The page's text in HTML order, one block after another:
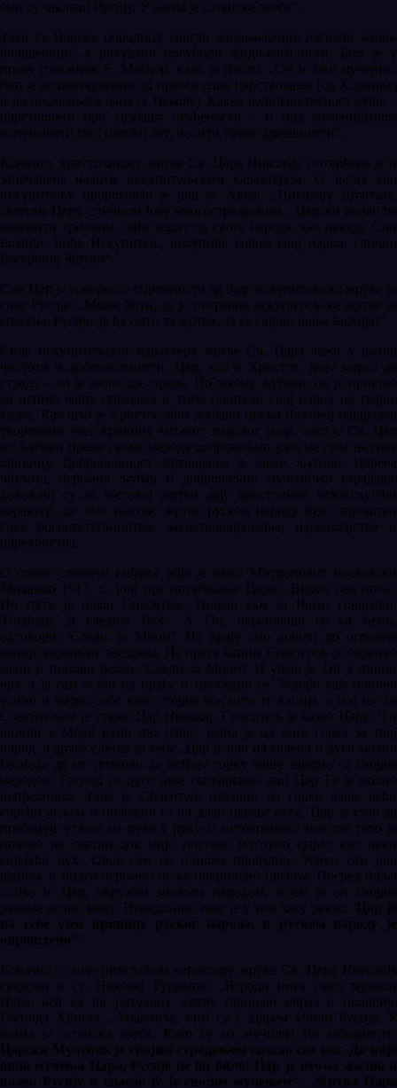
они су заклали Русију. У њима је сатанска злоба“.
Тако су Царску породицу свргли жидо-масони, изгнали жидо-
бољшевици, а ритуално погубили жидо-кабалисти. Био је у
праву пуковник Е. Меснер, када је писао: „Он је био мученик,
био је великомученик од првога дана царствовања (од Ходинке)
и до последњега дана (у Пскову). Каква величанственост душе –
царствовати при сазнању осуђености – и под мучеништвом
испуњавати свој царски дуг, носити бреме државности“.
Коначно, христоликост жртве Св. Цара Николаја потврђена је и
запечаћена њеним искупитељским карактером. О њему као
искупитељу пророковао је још м. Авељ: „Николају Другоме,
светоме Цару, сличном Јову многострадалном... Царски венац ће
заменити трновим, биће издат од свога народа, као некада Син
Божији. Биће Искупитељ, искупиће собом свој народ, слично
Бескрвној Жртви“.
Сам Цар је говорио о спремности да буде искупитељска жртва за
спас Русије: „Може бити, да је потребна искупитељска жртва за
спасење Русије: ја ћу бити та жртва; да се сврши воља Божија!“
Сила искупитељског карактера жртве Св. Цара лежи у њеној
чистоти и добровољности. Цар, као и Христос, није морао да
страда – он је желео да страда. По закону љубави, он је пристао
да испије чашу страдања и тиме поштеди свој народ од трајне
казне. Као што је Христос због љубави према Његовој најдражој
творевини узео кривицу читавог људског рода, тако је Св. Цар
из љубави према своме народу добровољно узео на себе његову
кривицу. Добровољност жртвовања је закон љубави. Царева
чистота, огромна љубав и добровољно мученичко страдање
довољни су да његовој жртви дају христолики искупљујући
карактер, да због његове жртве руском народу буде опроштен
грех богоотступништва, заклетвонарушења, цареиздајства и
цареубиства.
О овоме сведочи виђење које је имао Митрополит московски
Михаило 1917. г., још пре погубљења Цара: „Видео сам поље.
По путу је ишао Спаситељ. Пошао сам за Њим, говорећи:
'Господе, ја следим Тебе'. А Он, окренувши се ка мени,
одговори: 'Следи за Мном!' На крају смо дошли до огромне
капије украшене звездама. На прагу капије Спаситељ се окренуо
мени и поново рекао: 'Следи за Мном!' И ушао је Он у дивни
врт, а ја сам остао на прагу и пробудио се. Ускоро сам поново
уснио и видео себе како стојим код исте те капије, а иза ње са
Спаситељем је стајао Цар Николај. Спаситељ је казао Цару: 'Ти
видиш у Мојој руци две чаше: једна је од њих горка за твој
народ, а друга слатка за тебе'. Цар је пао на колена и дуго молио
Господа да му дозволи да испије горку чашу заједно са својим
народом. Господ се дуго није саглашавао, али Цар Га је молио
непрекидно. Тада је Спаситељ извадио из горке чаше већи
горећи угљен и положио га на длан цареве руке. Цар је стао да
пребацује угљен из руке у руку, и истовремено његово тело је
почело да светли док није постало потпуно сјајно као неки
сијајући дух. Овде сам се поново пробудио. Уснуо сам још
једном, и видео огромно поље покривено цвећем. Посред поља
стајао је Цар, окружен многим народом, којем је он својим
рукама делио ману. Невидљиви глас је у том часу рекао: 'Цар је
на себе узео кривицу руског народа, и руском народу је
опроштено'“.
Коначно, о искупитељском карактеру жртве Св. Цара Николаја
сведочи и ст. Николај Гурјанов: „Изроди нису само мучили
Цара, већ су на ритуалну жртву принели образ и подобије
Господа Христа... Упамтите, они су с Царем убили Русију. У
њима је сатанска злоба. Како су их мучили! Не заборавите:
Царски Мученик је својим страдањем спасао све нас. Да није
било мучења Цара, Русије не би било! Цар је веома жалио и
волео Русију и спасао ју је својим мучењем“; „Жртва Цара